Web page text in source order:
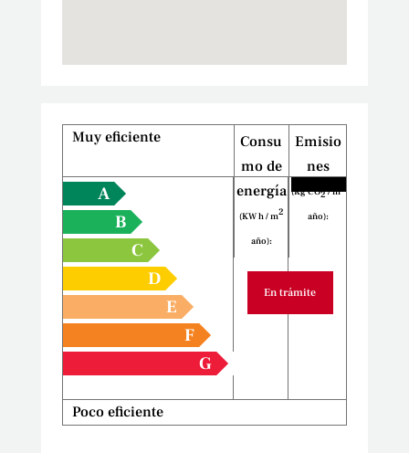
Muy eficiente
Consu
mo de
energía
(KW h / m2
año):
Emisio
nes
(Kg CO2/ m
año):
A
B
C
D
E
F
G
Poco eficiente
En trámite